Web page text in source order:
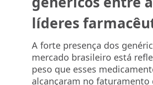
líderes
A forte presença dos
mercado brasileiro está
peso que esses
alcançaram no faturamento